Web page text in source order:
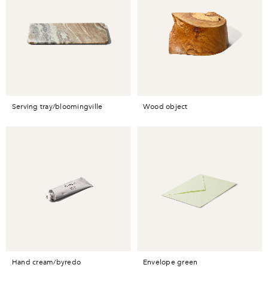
serving tray/bloomingville wood object
hand cream/byredo envelope green